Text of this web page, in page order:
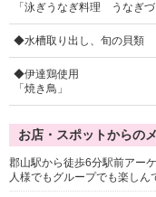
「泳ぎうなぎ料理 うなぎづ
◆水槽取り出し、旬の貝類
◆伊達鶏使用
「焼き鳥」
お店・スポットからの
郡山駅から徒歩6分駅前アー
人様でもグループでも楽し